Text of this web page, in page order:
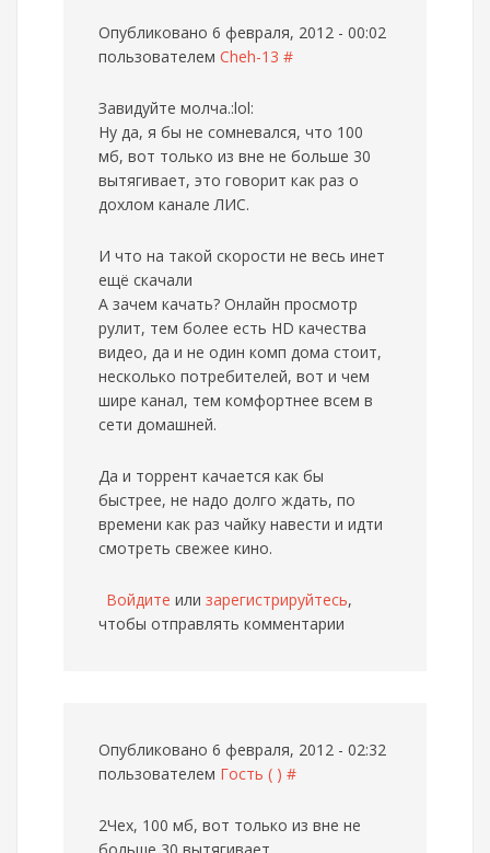
Опубликовано 6 февраля, 2012 - 00:02
пользователем Cheh-13 #
Завидуйте молча.:lol:
Ну да, я бы не сомневался, что 100
мб, вот только из вне не больше 30
вытягивает, это говорит как раз о
дохлом канале ЛИС.
И что на такой скорости не весь инет
ещё скачали
А зачем качать? Онлайн просмотр
рулит, тем более есть HD качества
видео, да и не один комп дома стоит,
несколько потребителей, вот и чем
шире канал, тем комфортнее всем в
сети домашней.
Да и торрент качается как бы
быстрее, не надо долго ждать, по
времени как раз чайку навести и идти
смотреть свежее кино.
Войдите или зарегистрируйтесь,
чтобы отправлять комментарии
Опубликовано 6 февраля, 2012 - 02:32
пользователем Гость ( ) #
2Чех, 100 мб, вот только из вне не